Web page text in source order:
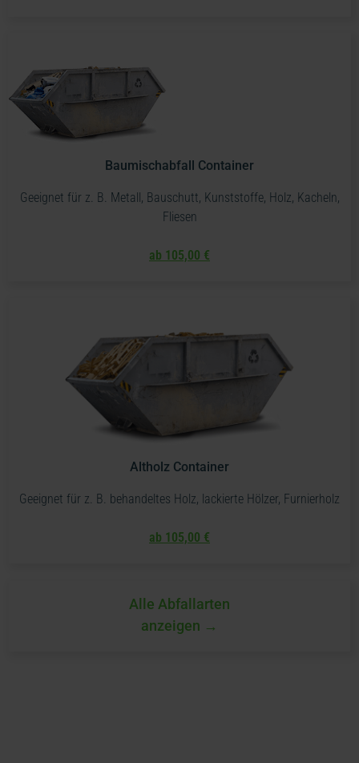
Baumischabfall Container
Geeignet für z. B. Metall, Bauschutt, Kunststoffe, Holz, Kacheln,
Fliesen
ab 105,00 €
Altholz Container
Geeignet für z. B. behandeltes Holz, lackierte Hölzer, Furnierholz
ab 105,00 €
Alle Abfallarten
anzeigen →